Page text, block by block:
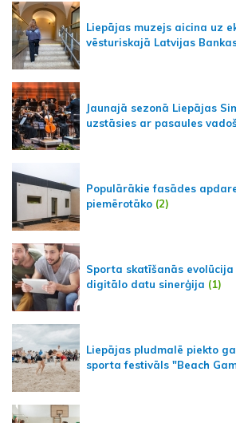
Liepājas muzejs aicina uz
vēsturiskajā Latvijas
Jaunajā sezonā Liepājas
uzstāsies ar pasaules
Populārākie fasādes
piemērotāko (2)
Sporta skatīšanās
digitālo datu sinerģija (1)
Liepājas pludmalē piekto
sporta festivāls "Beach